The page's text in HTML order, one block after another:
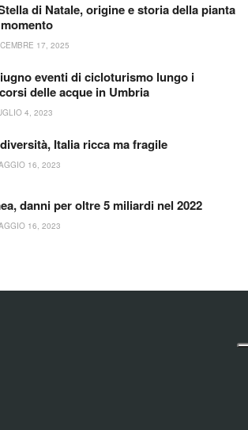
di Natale, origine e storia della pianta
17, 2025
eventi di cicloturismo lungo i
delle acque in Umbria
4, 2023
Italia ricca ma fragile
16, 2023
danni per oltre 5 miliardi nel 2022
16, 2023